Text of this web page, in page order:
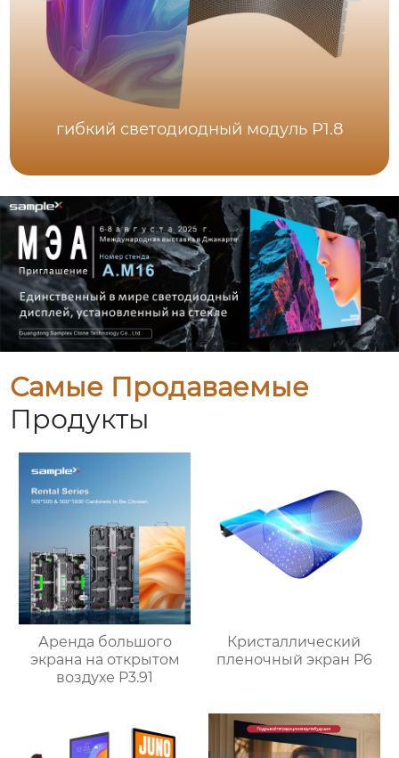
гибкий светодиодный модуль P1.8
Самые Продаваемые
Продукты
Аренда большого
экрана на открытом
воздухе P3.91
Кристаллический
пленочный экран P6